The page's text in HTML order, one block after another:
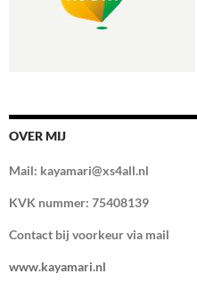
OVER MIJ
Mail: kayamari@xs4all.nl
KVK nummer: 75408139
Contact bij voorkeur via mail
www.kayamari.nl